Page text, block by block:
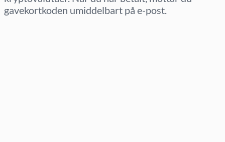
gavekortkoden umiddelbart på e-post.